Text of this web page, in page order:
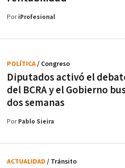
PoriProfesional
Diputados activó el
del BCRA y el Gobierno
dos semanas
POLÍTICA/ Congreso
PorPablo Sieira
ACTUALIDAD / Tránsito